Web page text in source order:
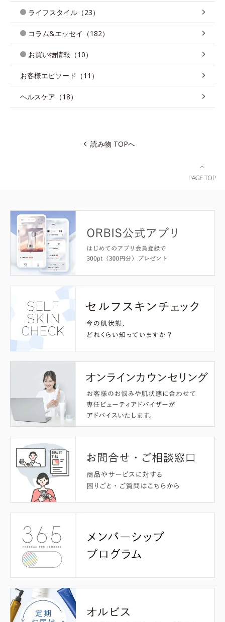
ライフスタイル（23）
コラム&エッセイ（182）
お買い物情報（10）
お客様エピソード（11）
ヘルスケア（18）
読み物 TOPへ